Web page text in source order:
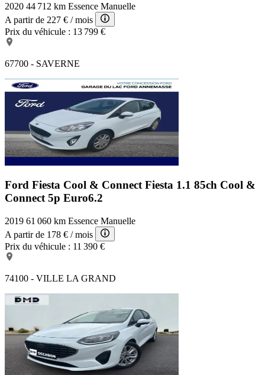
2020 44 712 km Essence Manuelle
A partir de 227 € / mois
Prix du véhicule : 13 799 €
67700 - SAVERNE
Ford Fiesta Cool & ConnectFiesta 1.1 85ch Cool &
Connect 5p Euro6.2
2019 61 060 km Essence Manuelle
A partir de 178 € / mois
Prix du véhicule : 11 390 €
74100 - VILLE LA GRAND